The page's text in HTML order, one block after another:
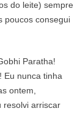
do leite) sempre
poucos consegui
Paratha!
Eu nunca tinha
ontem,
resolvi arriscar